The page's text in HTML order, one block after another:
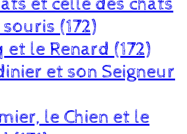
(172)
et le Renard (172)
et son Seigneur
le Chien et le